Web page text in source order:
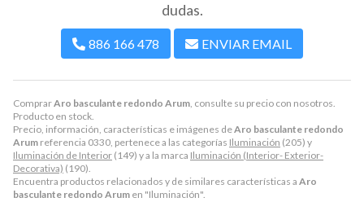
ComprarAro basculante redondo Arum, consulte su precio con nosotros.
Producto en stock.
Precio, información, características e imágenes deAro basculante redondo
Arum referencia 0330, pertenece a las categorías Iluminación (205) y
Iluminación de Interior (149) y a la marca Iluminación (Interior- Exterior-
Decorativa) (190).
Encuentra productos relacionados y de similares características a Aro
basculante redondo Arum en "Iluminación".
dudas.
886 166 478 ENVIAR EMAIL